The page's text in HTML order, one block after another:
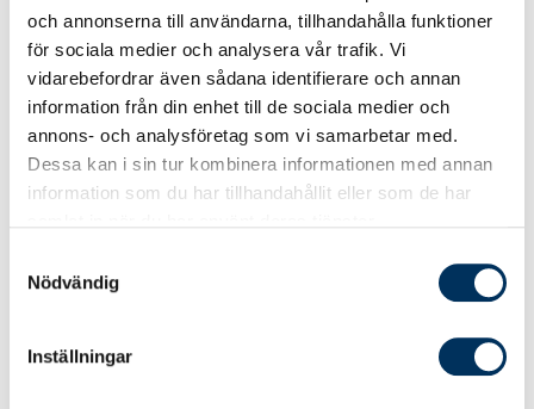
och annonserna till användarna, tillhandahålla funktioner
för sociala medier och analysera vår trafik. Vi
vidarebefordrar även sådana identifierare och annan
information från din enhet till de sociala medier och
annons- och analysföretag som vi samarbetar med.
Dessa kan i sin tur kombinera informationen med annan
information som du har tillhandahållit eller som de har
Nödvändig
Inställningar
inköp för din arbetsgivares räkning
Hur du skiljer på förmedling i ditt eget
namn eller i annans namn
Momshantering vid internationell handel
Effektiv kurstid och tillgänglighet
beroende på din egen studietakt.
Du har mikrokursen tillgänglig i sex månader
från bokningsdagen. Du kan välja att